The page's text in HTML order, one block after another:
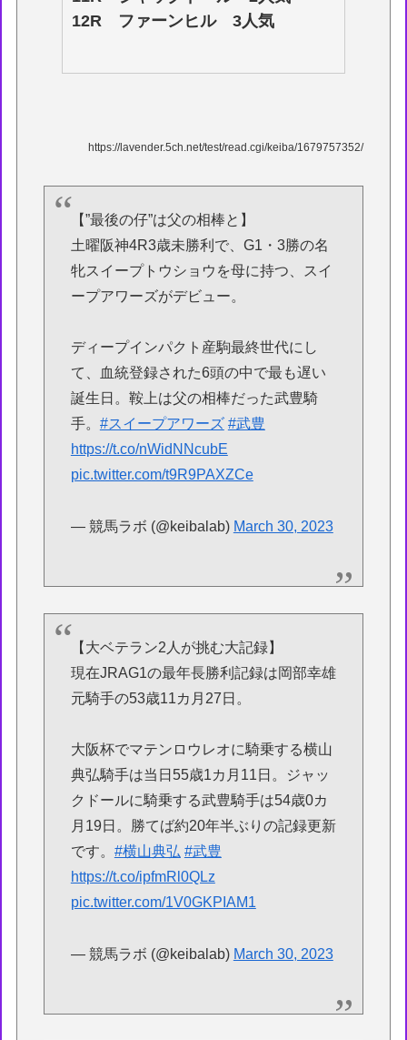
12R ファーンヒル 3人気
https://lavender.5ch.net/test/read.cgi/keiba/1679757352/
【”最後の仔”は父の相棒と】
土曜阪神4R3歳未勝利で、G1・3勝の名
牝スイープトウショウを母に持つ、スイ
ープアワーズがデビュー。
ディープインパクト産駒最終世代にし
て、血統登録された6頭の中で最も遅い
誕生日。鞍上は父の相棒だった武豊騎
手。 #スイープアワーズ #武豊
https://t.co/nWidNNcubE
pic.twitter.com/t9R9PAXZCe
— 競馬ラボ (@keibalab) March 30, 2023
【大ベテラン2人が挑む大記録】
現在JRAG1の最年長勝利記録は岡部幸雄
元騎手の53歳11カ月27日。
大阪杯でマテンロウレオに騎乗する横山
典弘騎手は当日55歳1カ月11日。ジャッ
クドールに騎乗する武豊騎手は54歳0カ
月19日。勝てば約20年半ぶりの記録更新
です。 #横山典弘 #武豊
https://t.co/ipfmRl0QLz
pic.twitter.com/1V0GKPIAM1
— 競馬ラボ (@keibalab) March 30, 2023